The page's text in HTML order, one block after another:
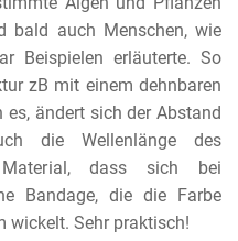
bald auch Menschen, wie
Beispielen erläuterte. So
zB mit einem dehnbaren
ändert sich der Abstand
die Wellenlänge des
dass sich bei
Bandage, die die Farbe
wickelt. Sehr praktisch!